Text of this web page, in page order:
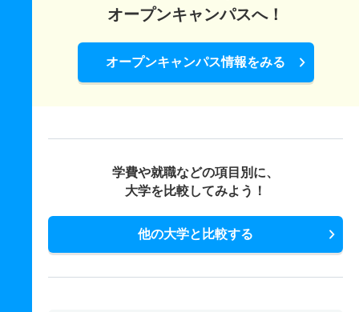
オープンキャンパスへ！
オープンキャンパス情報をみる
学費や就職などの項目別に、
大学を比較してみよう！
他の大学と比較する